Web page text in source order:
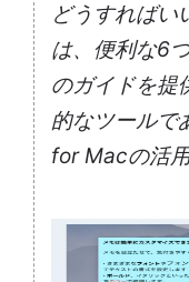
どうすればい
は、便利な6
のガイドを提
的なツールで
for Macの活